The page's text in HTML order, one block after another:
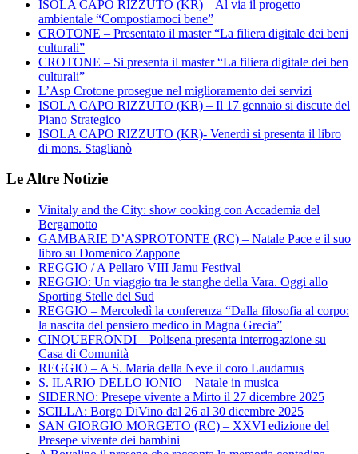
ISOLA CAPO RIZZUTO (KR) – Al via il progetto
ambientale “Compostiamoci bene”
CROTONE – Presentato il master “La filiera digitale dei beni
culturali”
CROTONE – Si presenta il master “La filiera digitale dei ben
culturali”
L’Asp Crotone prosegue nel miglioramento dei servizi
ISOLA CAPO RIZZUTO (KR) – Il 17 gennaio si discute del
Piano Strategico
ISOLA CAPO RIZZUTO (KR)- Venerdì si presenta il libro
di mons. Staglianò
Le Altre Notizie
Vinitaly and the City: show cooking con Accademia del
Bergamotto
GAMBARIE D’ASPROTONTE (RC) – Natale Pace e il suo
libro su Domenico Zappone
REGGIO / A Pellaro VIII Jamu Festival
REGGIO: Un viaggio tra le stanghe della Vara. Oggi allo
Sporting Stelle del Sud
REGGIO – Mercoledì la conferenza “Dalla filosofia al corpo:
la nascita del pensiero medico in Magna Grecia”
CINQUEFRONDI – Polisena presenta interrogazione su
Casa di Comunità
REGGIO – A S. Maria della Neve il coro Laudamus
S. ILARIO DELLO IONIO – Natale in musica
SIDERNO: Presepe vivente a Mirto il 27 dicembre 2025
SCILLA: Borgo DiVino dal 26 al 30 dicembre 2025
SAN GIORGIO MORGETO (RC) – XXVI edizione del
Presepe vivente dei bambini